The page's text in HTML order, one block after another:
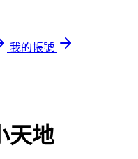
我的帳號
天地